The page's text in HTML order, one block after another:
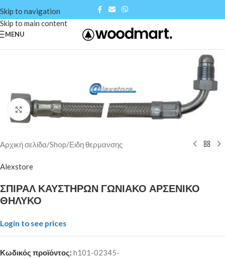
Skip to navigation
Skip to main content
MENU
Click to enlarge
Αρχική σελίδα/Shop/Ειδη θερμανσης
Alexstore
ΣΠΙΡΑΛ ΚΑΥΣΤΗΡΩΝ ΓΩΝΙΑΚΟ ΑΡΣΕΝΙΚΟ
ΘΗΛΥΚΟ
Login to see prices
Κωδικός προϊόντος: h101-02345-